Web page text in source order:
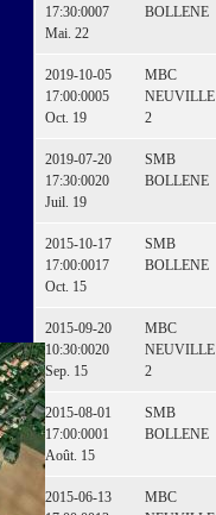
17:30:0007
Mai. 22
BOLLENE
2019-10-05
17:00:0005
Oct. 19
MBC
NEUVILLE
2
2019-07-20
17:30:0020
Juil. 19
SMB
BOLLENE
2015-10-17
17:00:0017
Oct. 15
SMB
BOLLENE
2015-09-20
10:30:0020
Sep. 15
MBC
NEUVILLE
2
2015-08-01
17:00:0001
Août. 15
SMB
BOLLENE
2015-06-13
MBC